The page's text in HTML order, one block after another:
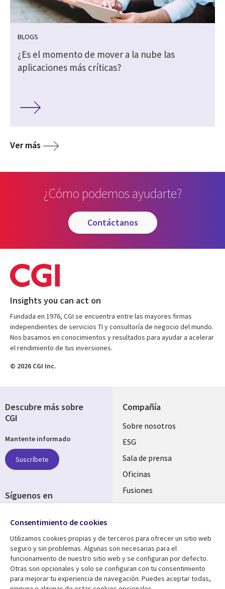
BLOGS
¿Es el momento de mover a la nube las
aplicaciones más críticas?
Ver más
¿Cómo podemos ayudarte?
contáctanos
Insights you can act on
Fundada en 1976, CGI se encuentra entre las mayores firmas
independientes de servicios TI y consultoría de negocio del mundo.
Nos basamos en conocimientos y resultados para ayudar a acelerar
el rendimiento de tus inversiones.
© 2026 CGI Inc.
Compañía
Useful
links
SPAIN
Sobre nosotros
ESG
Sala de prensa
Oficinas
Fusiones
Inversores
Centro de Recursos
Library
Artículos
Ayuda
Legal
Aviso Legal
Descubre más sobre
CGI
Mantente informado
Suscríbete
Síguenos en
Media
SPAIN
Consentimiento de cookies
Utilizamos cookies propias y de terceros para ofrecer un sitio web
seguro y sin problemas. Algunas son necesarias para el
funcionamiento de nuestro sitio web y se configuran por defecto.
Otras son opcionales y solo se configuran con tu consentimiento
para mejorar tu experiencia de navegación. Puedes aceptar todas,